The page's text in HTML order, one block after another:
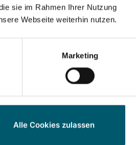
sie im Rahmen Ihrer Nutzung
Webseite weiterhin nutzen.
Marketing
Alle Cookies zulassen